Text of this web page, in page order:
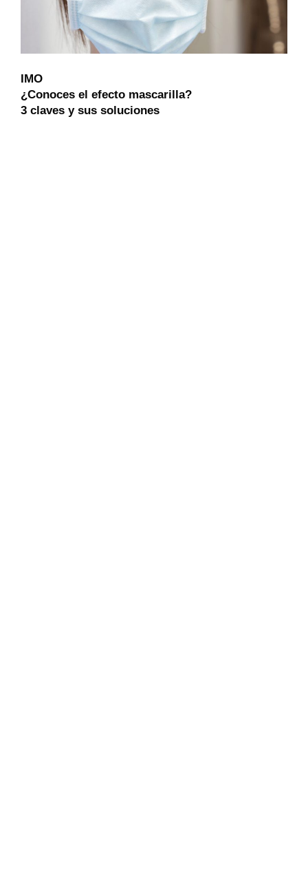
IMO
¿Conoces el efecto mascarilla?
3 claves y sus soluciones